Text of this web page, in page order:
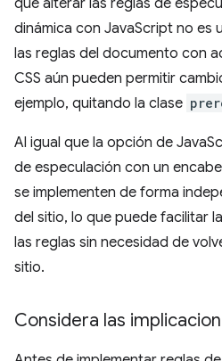
dinámica con JavaScript no es
las reglas del documento con
CSS aún pueden permitir
ejemplo, quitando la clase
Al igual que la opción de
de especulación con un
se implementen de forma
del sitio, lo que puede facilitar
las reglas sin necesidad de
sitio.
Considera las